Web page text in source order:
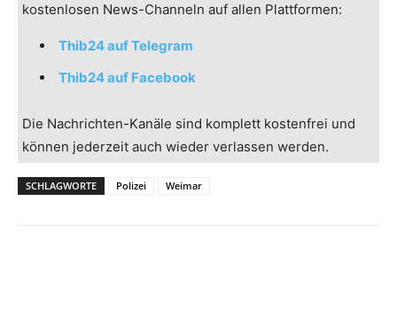
kostenlosen News-Channeln auf allen Plattformen:
Thib24 auf Telegram
Thib24 auf Facebook
Die Nachrichten-Kanäle sind komplett kostenfrei und
können jederzeit auch wieder verlassen werden.
SCHLAGWORTE Polizei Weimar